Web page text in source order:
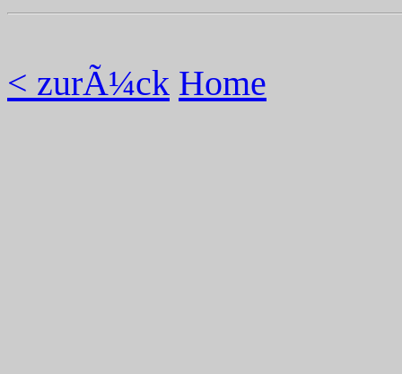
< zurÃ¼ck Home